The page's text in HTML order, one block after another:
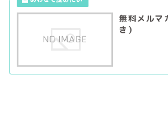
無料メルマ
き）